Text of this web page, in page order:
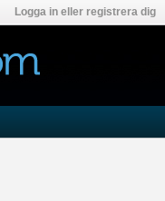
Logga in eller registrera dig